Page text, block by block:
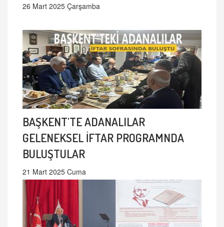
26 Mart 2025 Çarşamba
BAŞKENT'TE ADANALILAR
GELENEKSEL İFTAR PROGRAMNDA
BULUŞTULAR
21 Mart 2025 Cuma